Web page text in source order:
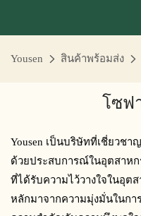
Yousen สินค้าพร้อมส่ง
โซฟ
Yousen เป็นบริษัทที่เชี่ยวช
ด้วยประสบการณ์ในอุตสาห
ที่ได้รับความไว้วางใจในอุต
หลักมาจากความมุ่งมั่นในก